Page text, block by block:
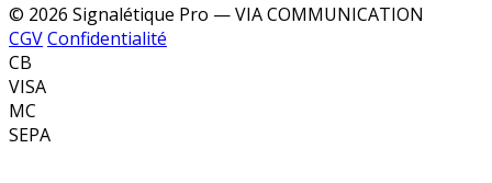
© 2026 Signalétique Pro — VIA COMMUNICATION
CGVConfidentialité
CB
VISA
MC
SEPA